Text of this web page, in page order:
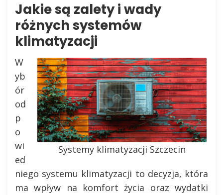
Jakie są zalety i wady
różnych systemów
klimatyzacji
Systemy klimatyzacji Szczecin
W
yb
ór
od
p
o
wi
ed
niego systemu klimatyzacji to decyzja, która
ma wpływ na komfort życia oraz wydatki